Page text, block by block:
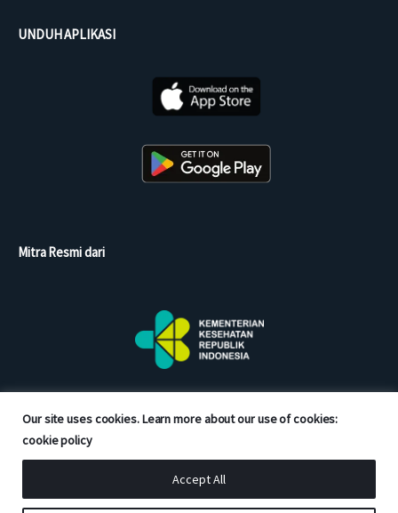
Our site uses cookies. Learn more about our use of cookies:
cookie policy
Accept All
UNDUH APLIKASI
Mitra Resmi dari
Copyright © 2026 Good Doctor. All rights reserved.